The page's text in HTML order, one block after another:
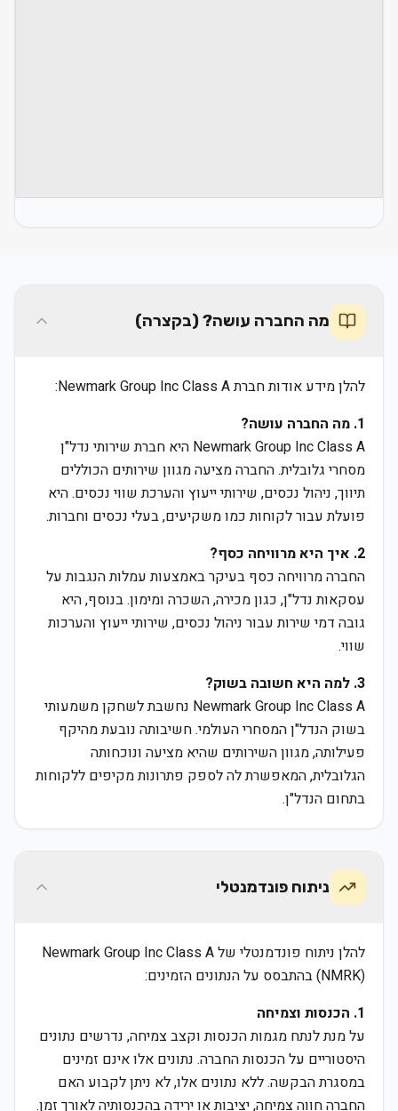
מה החברה עושה? (בקצרה)
להלן מידע אודות חברת Newmark Group Inc Class A:
1. מה החברה עושה?
Newmark Group Inc Class A היא חברת שירותי נדל"ן
מסחרי גלובלית. החברה מציעה מגוון שירותים הכוללים
תיווך, ניהול נכסים, שירותי ייעוץ והערכת שווי נכסים. היא
פועלת עבור לקוחות כמו משקיעים, בעלי נכסים וחברות.
2. איך היא מרוויחה כסף?
החברה מרוויחה כסף בעיקר באמצעות עמלות הנגבות על
עסקאות נדל"ן, כגון מכירה, השכרה ומימון. בנוסף, היא
גובה דמי שירות עבור ניהול נכסים, שירותי ייעוץ והערכות
שווי.
3. למה היא חשובה בשוק?
Newmark Group Inc Class A נחשבת לשחקן משמעותי
בשוק הנדל"ן המסחרי העולמי. חשיבותה נובעת מהיקף
פעילותה, מגוון השירותים שהיא מציעה ונוכחותה
הגלובלית, המאפשרת לה לספק פתרונות מקיפים ללקוחות
בתחום הנדל"ן.
ניתוח פונדמנטלי
להלן ניתוח פונדמנטלי של Newmark Group Inc Class A
(NMRK) בהתבסס על הנתונים הזמינים:
1. הכנסות וצמיחה
על מנת לנתח מגמות הכנסות וקצב צמיחה, נדרשים נתונים
היסטוריים על הכנסות החברה. נתונים אלו אינם זמינים
במסגרת הבקשה. ללא נתונים אלו, לא ניתן לקבוע האם
החברה חווה צמיחה, יציבות או ירידה בהכנסותיה לאורך זמן.